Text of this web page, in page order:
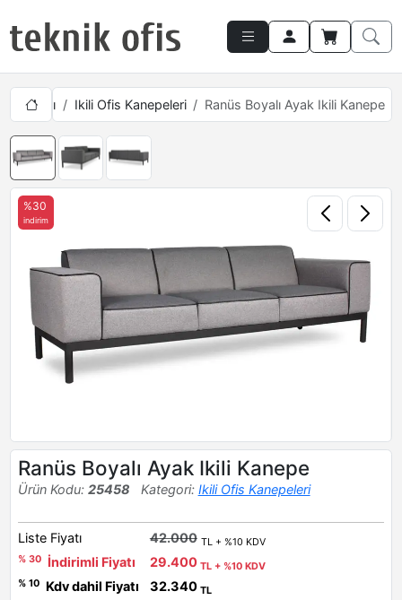
Ikili Ofis Kanepeleri Ranüs Boyalı Ayak Ikili Kanepe
%30
indirim
Ranüs Boyalı Ayak Ikili Kanepe
Ürün Kodu: 25458 Kategori: Ikili Ofis Kanepeleri
Liste Fiyatı 42.000 TL + %10 KDV
% 30
İndirimli Fiyatı 29.400 TL + %10 KDV
% 10
Kdv dahil Fiyatı 32.340 TL